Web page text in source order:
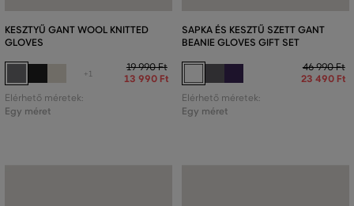
KESZTYŰ GANT WOOL KNITTED
GLOVES
+1
19 990 Ft
13 990 Ft
Elérhető méretek:
Egy méret
SAPKA ÉS KESZTŰ SZETT GANT
BEANIE GLOVES GIFT SET
46 990 Ft
23 490 Ft
Elérhető méretek:
Egy méret